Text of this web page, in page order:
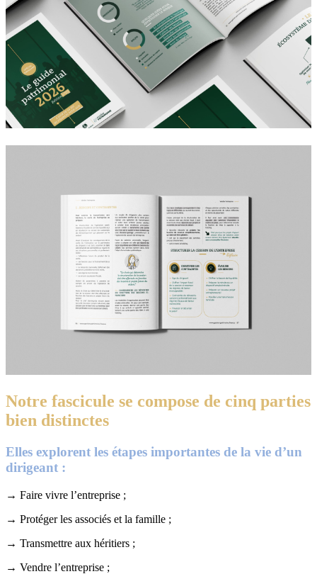
Notre fascicule se compose de cinq parties
bien distinctes
Elles explorent les étapes importantes de la vie d’un
dirigeant :
→ Faire vivre l’entreprise ;
→ Protéger les associés et la famille ;
→ Transmettre aux héritiers ;
→ Vendre l’entreprise ;